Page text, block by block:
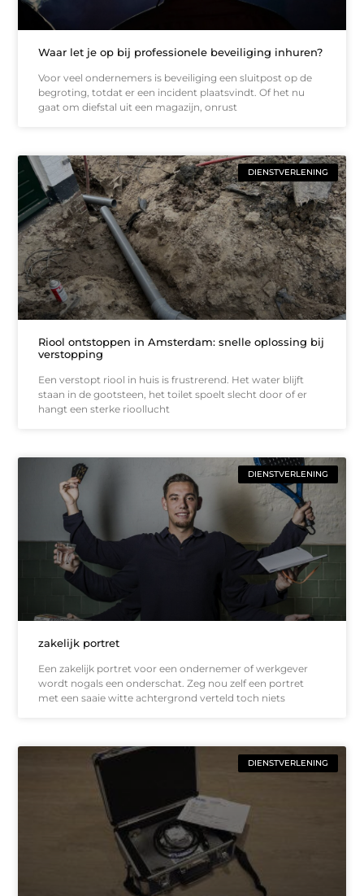
Waar let je op bij professionele beveiliging inhuren?
Voor veel ondernemers is beveiliging een sluitpost op de
begroting, totdat er een incident plaatsvindt. Of het nu
gaat om diefstal uit een magazijn, onrust
DIENSTVERLENING
Riool ontstoppen in Amsterdam: snelle oplossing bij
verstopping
Een verstopt riool in huis is frustrerend. Het water blijft
staan in de gootsteen, het toilet spoelt slecht door of er
hangt een sterke rioollucht
DIENSTVERLENING
zakelijk portret
Een zakelijk portret voor een ondernemer of werkgever
wordt nogals een onderschat. Zeg nou zelf een portret
met een saaie witte achtergrond verteld toch niets
DIENSTVERLENING